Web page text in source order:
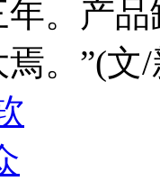
。产
。”(文